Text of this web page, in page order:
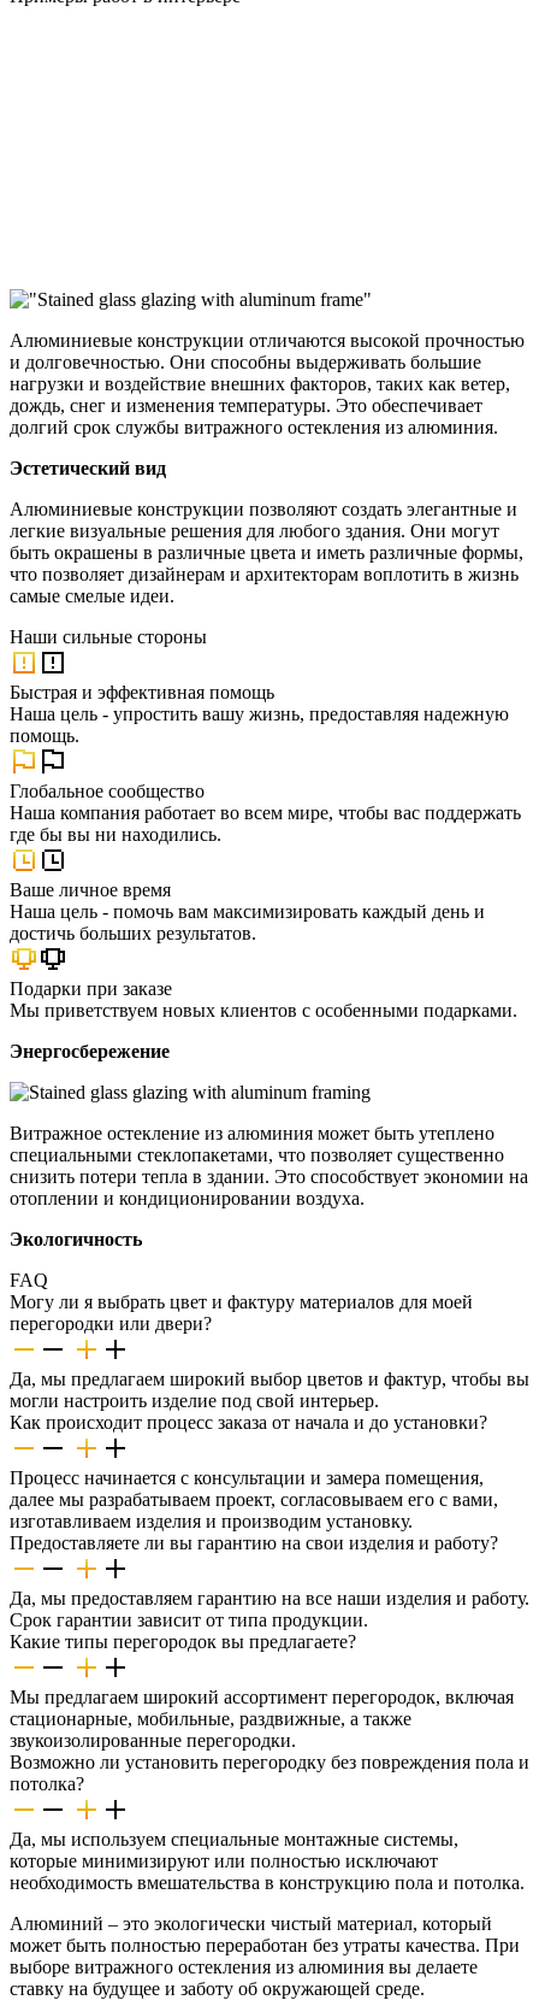
Алюминиевые конструкции отличаются высокой прочностью
и долговечностью. Они способны выдерживать большие
нагрузки и воздействие внешних факторов, таких как ветер,
дождь, снег и изменения температуры. Это обеспечивает
долгий срок службы витражного остекления из алюминия.
Эстетический вид
Алюминиевые конструкции позволяют создать элегантные и
легкие визуальные решения для любого здания. Они могут
быть окрашены в различные цвета и иметь различные формы,
что позволяет дизайнерам и архитекторам воплотить в жизнь
самые смелые идеи.
Наши сильные стороны
Быстрая и эффективная помощь
Наша цель - упростить вашу жизнь, предоставляя надежную
помощь.
Глобальное сообщество
Наша компания работает во всем мире, чтобы вас поддержать
где бы вы ни находились.
Ваше личное время
Наша цель - помочь вам максимизировать каждый день и
достичь больших результатов.
Подарки при заказе
Мы приветствуем новых клиентов с особенными подарками.
Энергосбережение
Витражное остекление из алюминия может быть утеплено
специальными стеклопакетами, что позволяет существенно
снизить потери тепла в здании. Это способствует экономии на
отоплении и кондиционировании воздуха.
Экологичность
FAQ
Могу ли я выбрать цвет и фактуру материалов для моей
перегородки или двери?
Да, мы предлагаем широкий выбор цветов и фактур, чтобы вы
могли настроить изделие под свой интерьер.
Как происходит процесс заказа от начала и до установки?
Процесс начинается с консультации и замера помещения,
далее мы разрабатываем проект, согласовываем его с вами,
изготавливаем изделия и производим установку.
Предоставляете ли вы гарантию на свои изделия и работу?
Да, мы предоставляем гарантию на все наши изделия и работу.
Срок гарантии зависит от типа продукции.
Какие типы перегородок вы предлагаете?
Мы предлагаем широкий ассортимент перегородок, включая
стационарные, мобильные, раздвижные, а также
звукоизолированные перегородки.
Возможно ли установить перегородку без повреждения пола и
потолка?
Да, мы используем специальные монтажные системы,
которые минимизируют или полностью исключают
необходимость вмешательства в конструкцию пола и потолка.
Алюминий – это экологически чистый материал, который
может быть полностью переработан без утраты качества. При
выборе витражного остекления из алюминия вы делаете
ставку на будущее и заботу об окружающей среде.